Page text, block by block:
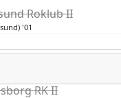
Roklub II
'01
RK II